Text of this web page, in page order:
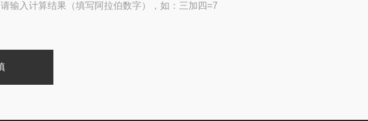
请输入计算结果（填写阿拉伯数字），如：三加四=7